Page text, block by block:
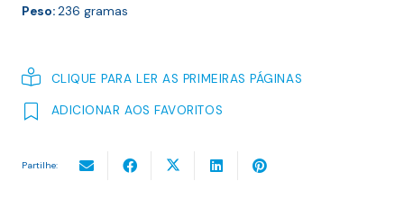
Peso:236 gramas
CLIQUE PARA LER AS PRIMEIRAS PÁGINAS
ADICIONAR AOS FAVORITOS
Partilhe: